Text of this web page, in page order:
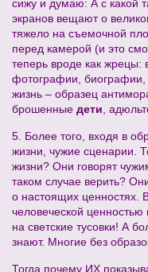
сижу и думаю: А с какой
экранов вещают о
тяжело на съемочной
перед камерой (и это
теперь вроде как жрецы:
фотографии, биографии,
жизнь – образец
брошенные дети ,
5. Более того, входя в
жизни, чужие сценарии.
жизни? Они говорят
таком случае верить?
о настоящих ценностях.
человеческой
на светские тусовки! А
знают. Многие без
Тогда почему ИХ